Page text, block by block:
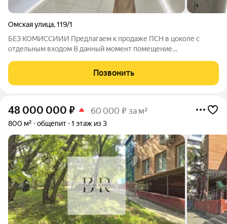
Омская улица,119/1
БЕЗ КОМИССИИИ Предлагаем к продаже ПСН в цоколе с
отдельным входом В данный момент помещение
площадь помещения 135м2 - отдельный вход, соответственно
доступ 24/7 - центр города и первая линия
Позвонить
48 000 000 ₽ 60 000 ₽ за м²
800 м² общепит 1 этаж из 3